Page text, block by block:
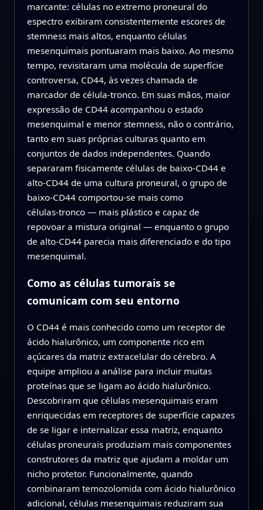
marcante: células no extremo proneural do
espectro exibiram consistentemente escores de
stemness mais altos, enquanto células
mesenquimais pontuaram mais baixo. Ao mesmo
tempo, revisitaram uma molécula de superfície
controversa, CD44, às vezes chamada de
marcador de célula‑tronco. Em suas mãos, maior
expressão de CD44 acompanhou o estado
mesenquimal e menor stemness, não o contrário,
tanto em suas próprias culturas quanto em
conjuntos de dados independentes. Quando
separaram fisicamente células de baixo‑CD44 e
alto‑CD44 de uma cultura proneural, o grupo de
baixo‑CD44 comportou‑se mais como
células‑tronco — mais plástico e capaz de
repovoar a mistura original — enquanto o grupo
de alto‑CD44 parecia mais diferenciado e do tipo
mesenquimal.
Como as células tumorais se
comunicam com seu entorno
O CD44 é mais conhecido como um receptor de
ácido hialurônico, um componente rico em
açúcares da matriz extracelular do cérebro. A
equipe ampliou a análise para incluir muitas
proteínas que se ligam ao ácido hialurônico.
Descobriram que células mesenquimais eram
enriquecidas em receptores de superfície capazes
de se ligar e internalizar essa matriz, enquanto
células proneurais produziam mais componentes
construtores da matriz que ajudam a moldar um
nicho protetor. Funcionalmente, quando
combinaram temozolomida com ácido hialurônico
adicional, células mesenquimais reduziram sua